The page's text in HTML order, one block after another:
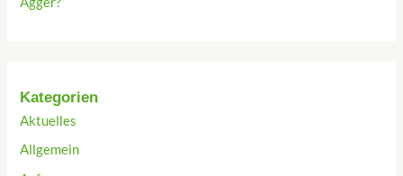
Kategorien
Aktuelles
Allgemein